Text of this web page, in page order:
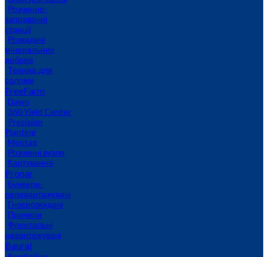
Розчинно-
заправочні
станції
Розкидачі
мінеральних
добрив
Техніка для
соломи
FreeFarm
Dawn
360 Yield Center
Precision
Planting
Montag
Розчинні вузли
Картування
Pronar
Бункери-
перевантажувачі
Гноєрозкидачі
Причепи
Фронтальні
навантажувачі
Baural